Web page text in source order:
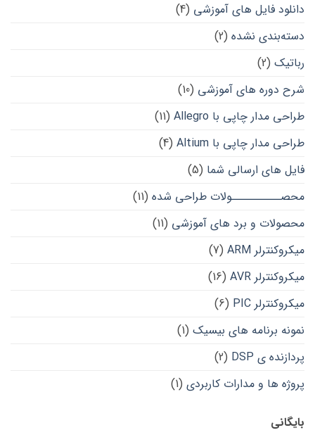
دانلود فایل های آموزشی (4)
دسته‌بندی نشده (2)
رباتیک (2)
شرح دوره های آموزشی (10)
طراحی مدار چاپی با Allegro
(11)
طراحی مدار چاپی با Altium
(4)
فایل های ارسالی شما (5)
محصــــــــــولات طراحی شده (11)
محصولات و برد های آموزشی (11)
میکروکنترلر ARM
(7)
میکروکنترلر AVR
(16)
میکروکنترلر PIC
(6)
نمونه برنامه های بیسیک (1)
پردازنده ی DSP
(2)
پروژه ها و مدارات کاربردی (1)
بایگانی